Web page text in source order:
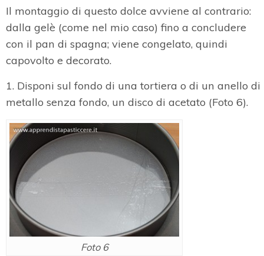
Il montaggio di questo dolce avviene al contrario:
dalla gelè (come nel mio caso) fino a concludere
con il pan di spagna; viene congelato, quindi
capovolto e decorato.
1. Disponi sul fondo di una tortiera o di un anello di
metallo senza fondo, un disco di acetato (Foto 6).
Foto 6